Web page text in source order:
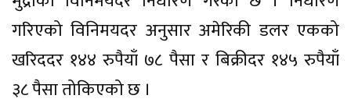
गरिएको विनिमयदर अनुसार अमेरिकी डलर एकको
खरिददर १४४ रुपैयाँ ७८ पैसा र बिक्रीदर १४५ रुपैयाँ
३८ पैसा तोकिएको छ ।